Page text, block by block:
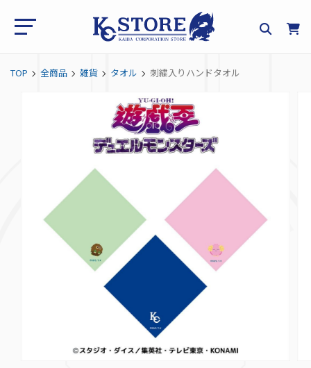
TOP 全商品 雑貨 タオル 刺繍入りハンドタオル